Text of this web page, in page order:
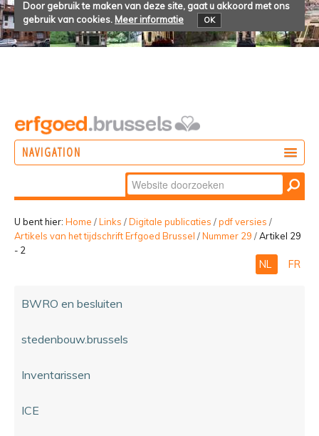
Door gebruik te maken van deze site, gaat u akkoord met ons
gebruik van cookies. Meer informatie OK
NAVIGATION
BELEVEN
Zoek
Geavanceerd
zoeken...
U bent hier: Home /Links /Digitale publicaties /pdf versies /
Artikels van het tijdschrift Erfgoed Brussel /Nummer 29 /Artikel 29
- 2
NL FR
BWRO en besluiten
stedenbouw.brussels
Inventarissen
ICE